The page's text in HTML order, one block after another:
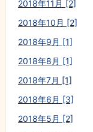
2018年11月 [2]
2018年10月 [2]
2018年9月 [1]
2018年8月 [1]
2018年7月 [1]
2018年6月 [3]
2018年5月 [2]